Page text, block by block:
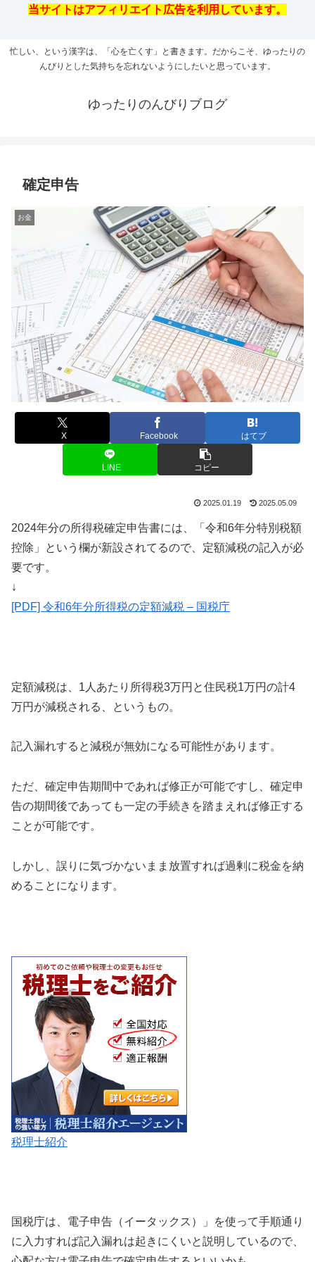
当サイトはアフィリエイト広告を利用しています。
忙しい、という漢字は、「心を亡くす」と書きます。だからこそ、ゆったりの
んびりとした気持ちを忘れないようにしたいと思っています。
ゆったりのんびりブログ
確定申告
お金
X Facebook はてブ
LINE コピー
2025.01.19 2025.05.09
2024年分の所得税確定申告書には、「令和6年分特別税額
控除」という欄が新設されてるので、定額減税の記入が必
要です。
↓
[PDF] 令和6年分所得税の定額減税 – 国税庁
定額減税は、1人あたり所得税3万円と住民税1万円の計4
万円が減税される、というもの。
記入漏れすると減税が無効になる可能性があります。
ただ、確定申告期間中であれば修正が可能ですし、確定申
告の期間後であっても一定の手続きを踏まえれば修正する
ことが可能です。
しかし、誤りに気づかないまま放置すれば過剰に税金を納
めることになります。
税理士紹介
国税庁は、電子申告（イータックス）」を使って手順通り
に入力すれば記入漏れは起きにくいと説明しているので、